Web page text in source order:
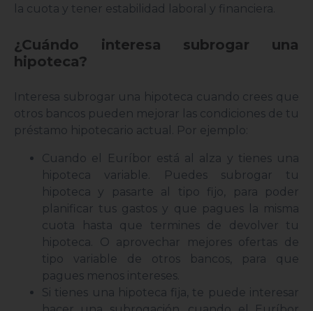
la cuota y tener estabilidad laboral y financiera.
¿Cuándo interesa subrogar una
hipoteca?
Interesa subrogar una hipoteca cuando crees que
otros bancos pueden mejorar las condiciones de tu
préstamo hipotecario actual. Por ejemplo:
Cuando el Euríbor está al alza y tienes una
hipoteca variable. Puedes subrogar tu
hipoteca y pasarte al tipo fijo, para poder
planificar tus gastos y que pagues la misma
cuota hasta que termines de devolver tu
hipoteca. O aprovechar mejores ofertas de
tipo variable de otros bancos, para que
pagues menos intereses.
Si tienes una hipoteca fija, te puede interesar